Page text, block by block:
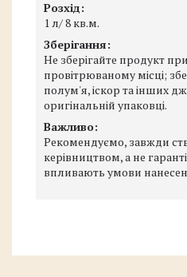
Розхід:
1 л/ 8 кв.м.
Зберігання:
Не зберігайте продукт
провітрюваному місці;
полум'я, іскор та інших
оригінальній упаковці.
Важливо:
Рекомендуємо, завжди
керівництвом, а не
впливають умови